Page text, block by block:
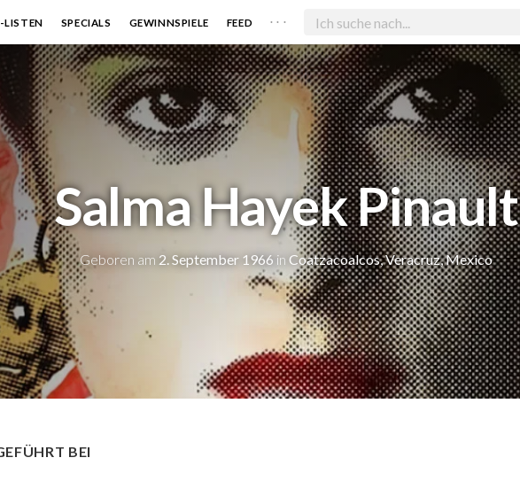
LISTEN SPECIALS GEWINNSPIELE FEED . . .
Salma Hayek Pinault
Geboren am 2. September 1966 in Coatzacoalcos, Veracruz, Mexico
BEI